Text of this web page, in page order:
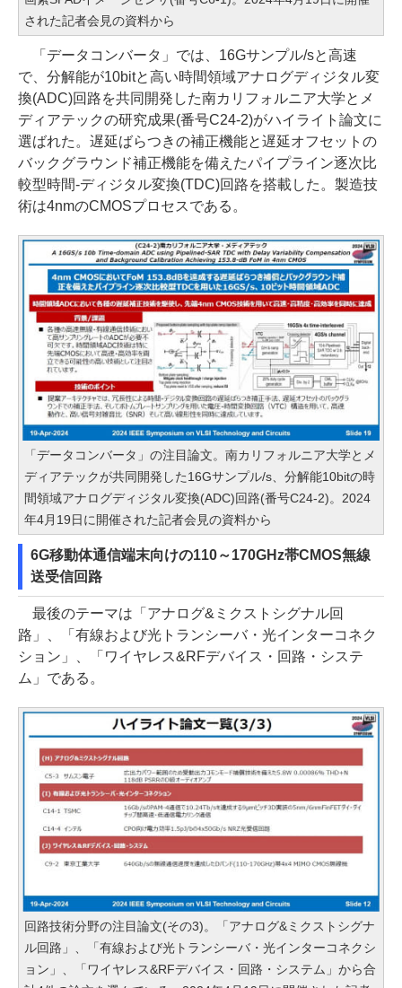
された記者会見の資料から
「データコンバータ」では、16Gサンプル/sと高速
で、分解能が10bitと高い時間領域アナログディジタル変
換(ADC)回路を共同開発した南カリフォルニア大学とメ
ディアテックの研究成果(番号C24-2)がハイライト論文に
選ばれた。遅延ばらつきの補正機能と遅延オフセットの
バックグラウンド補正機能を備えたパイプライン逐次比
較型時間-ディジタル変換(TDC)回路を搭載した。製造技
術は4nmのCMOSプロセスである。
「データコンバータ」の注目論文。南カリフォルニア大学とメ
ディアテックが共同開発した16Gサンプル/s、分解能10bitの時
間領域アナログディジタル変換(ADC)回路(番号C24-2)。2024
年4月19日に開催された記者会見の資料から
6G移動体通信端末向けの110～170GHz帯CMOS無線
送受信回路
最後のテーマは「アナログ&ミクストシグナル回
路」、「有線および光トランシーバ・光インターコネク
ション」、「ワイヤレス&RFデバイス・回路・システ
ム」である。
回路技術分野の注目論文(その3)。「アナログ&ミクストシグナ
ル回路」、「有線および光トランシーバ・光インターコネクシ
ョン」、「ワイヤレス&RFデバイス・回路・システム」から合